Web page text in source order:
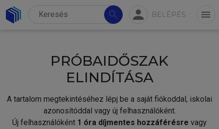
search person BELÉPÉS menu
PRÓBAIDŐSZAK
ELINDÍTÁSA
A tartalom megtekintéséhez lépj be a saját fiókoddal, iskolai
azonosítóddal vagy új felhasználóként.
Új felhasználóként 1 óra díjmentes hozzáférésre vagy